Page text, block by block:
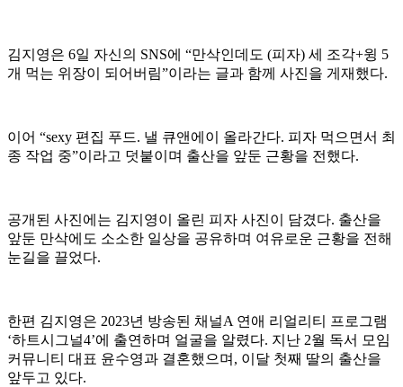
김지영은 6일 자신의 SNS에 “만삭인데도 (피자) 세 조각+윙 5
개 먹는 위장이 되어버림”이라는 글과 함께 사진을 게재했다.
이어 “sexy 편집 푸드. 낼 큐앤에이 올라간다. 피자 먹으면서 최
종 작업 중”이라고 덧붙이며 출산을 앞둔 근황을 전했다.
공개된 사진에는 김지영이 올린 피자 사진이 담겼다. 출산을
앞둔 만삭에도 소소한 일상을 공유하며 여유로운 근황을 전해
눈길을 끌었다.
한편 김지영은 2023년 방송된 채널A 연애 리얼리티 프로그램
‘하트시그널4’에 출연하며 얼굴을 알렸다. 지난 2월 독서 모임
커뮤니티 대표 윤수영과 결혼했으며, 이달 첫째 딸의 출산을
앞두고 있다.